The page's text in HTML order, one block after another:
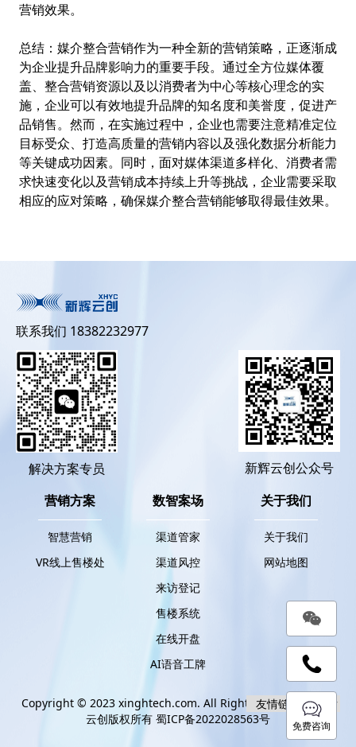
营销效果。
总结：媒介整合营销作为一种全新的营销策略，正逐渐成
为企业提升品牌影响力的重要手段。通过全方位媒体覆
盖、整合营销资源以及以消费者为中心等核心理念的实
施，企业可以有效地提升品牌的知名度和美誉度，促进产
品销售。然而，在实施过程中，企业也需要注意精准定位
目标受众、打造高质量的营销内容以及强化数据分析能力
等关键成功因素。同时，面对媒体渠道多样化、消费者需
求快速变化以及营销成本持续上升等挑战，企业需要采取
相应的应对策略，确保媒介整合营销能够取得最佳效果。
联系我们 18382232977
解决方案专员
新辉云创公众号
营销方案
智慧营销
VR线上售楼处
数智案场
渠道管家
渠道风控
来访登记
售楼系统
在线开盘
AI语音工牌
关于我们
关于我们
网站地图
Copyright © 2023 xinghtech.com. All Rights Reserved. 新辉
云创版权所有 蜀ICP备2022028563号 免费咨询